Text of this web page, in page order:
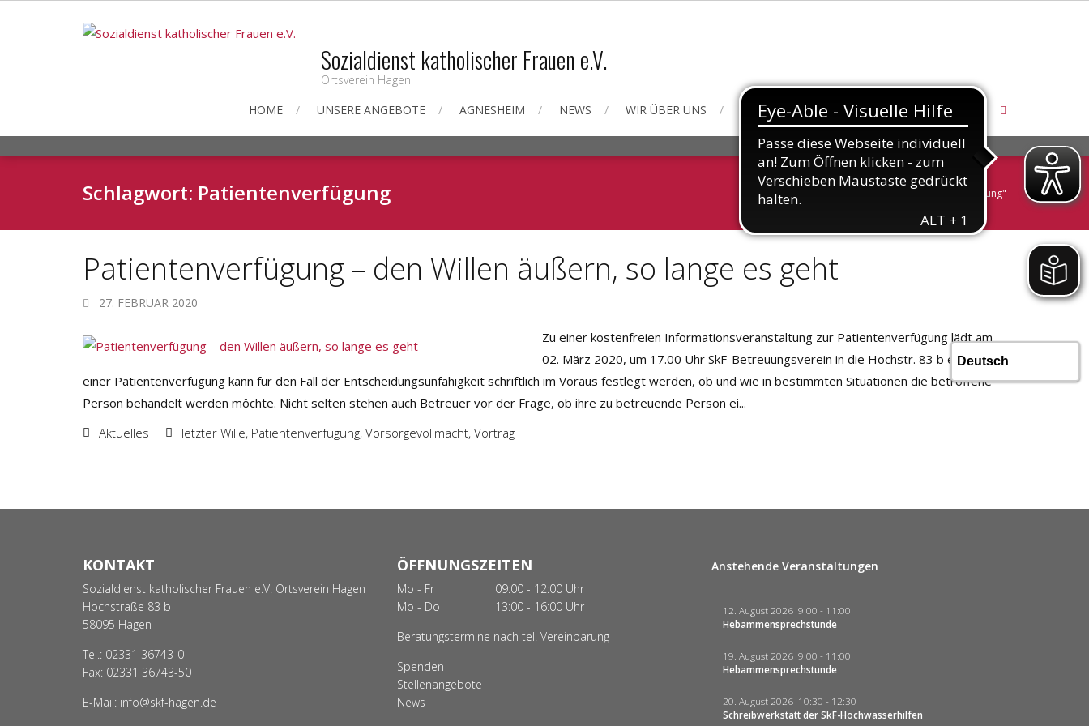
Sozialdienst katholischer Frauen e.V.
Ortsverein Hagen
HOME
UNSERE ANGEBOTE AGNESHEIM NEWS WIR ÜBER UNS SO KÖNNEN SIE HELFEN KONTAKT
Schlagwort: Patientenverfügung start beiträge verschlagwortet mit "patientenverfügung"
Patientenverfügung – den Willen äußern, so lange es geht
27. FEBRUAR 2020
Zu einer kostenfreien Informationsveranstaltung zur Patientenverfügung lädt am
02. März 2020, um 17.00 Uhr SkF-Betreuungsverein in die Hochstr. 83 b ein. In
einer Patientenverfügung kann für den Fall der Entscheidungsunfähigkeit schriftlich im Voraus festlegt werden, ob und wie in bestimmten Situationen die betroffene
Person behandelt werden möchte. Nicht selten stehen auch Betreuer vor der Frage, ob ihre zu betreuende Person ei...
Aktuelles
letzter Wille, Patientenverfügung, Vorsorgevollmacht, Vortrag
KONTAKT
Sozialdienst katholischer Frauen e.V. Ortsverein Hagen
Hochstraße 83 b
58095 Hagen
Tel.: 02331 36743-0
Fax: 02331 36743-50
E-Mail: info@skf-hagen.de
ÖFFNUNGSZEITEN
Mo - Fr
Mo - Do
09:00 - 12:00 Uhr
13:00 - 16:00 Uhr
Beratungstermine nach tel. Vereinbarung
Spenden
Stellenangebote
News
Anstehende Veranstaltungen
12. August 2026 9:00 - 11:00
Hebammensprechstunde
19. August 2026 9:00 - 11:00
Hebammensprechstunde
20. August 2026 10:30 - 12:30
Schreibwerkstatt der SkF-Hochwasserhilfen